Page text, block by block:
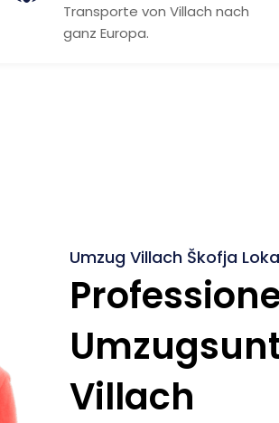
Transporte von Villach nach
ganz Europa.
Umzug Villach Škofja
Villach